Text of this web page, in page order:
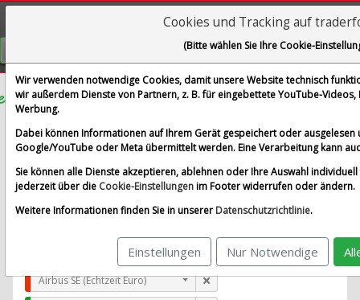
EssilorLuxottica S.A.
im Vergleich mit Airbus SE, Allianz SE, Bayerische
Aktualisieren
EssilorLuxottica S.A. (Echtzeit Euro)
Airbus SE (Echtzeit Euro)
Cookies und Tracking auf
(Bitte wählen Sie Ihre Cookie-
Wir verwenden notwendige Cookies, damit unsere Website technisch
wir außerdem Dienste von Partnern, z. B. für eingebettete YouTube-
Werbung.
Dabei können Informationen auf Ihrem Gerät gespeichert oder
Google/YouTube oder Meta übermittelt werden. Eine Verarbeitung kann
Sie können alle Dienste akzeptieren, ablehnen oder Ihre Auswahl
jederzeit über die Cookie-Einstellungenim Footer widerrufen oder ändern.
Weitere Informationen finden Sie in unserer Datenschutzrichtlinie.
Einstellungen Nur Notwendige